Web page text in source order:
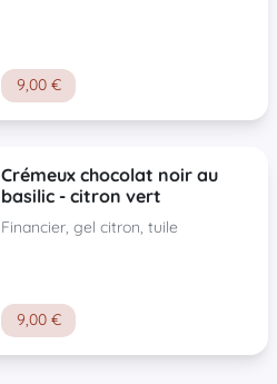
9,00 €
Crémeux chocolat noir au
basilic - citron vert
Financier, gel citron, tuile
9,00 €